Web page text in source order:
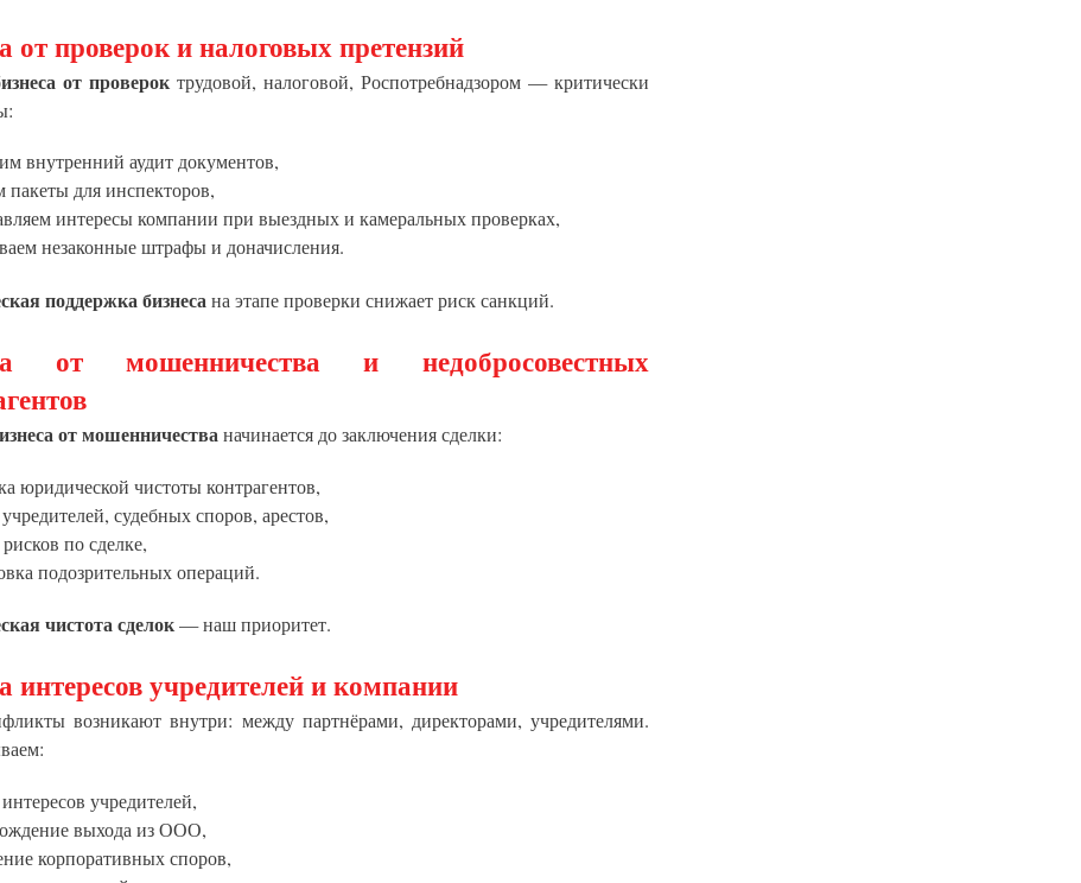
от проверок и налоговых претензий
от провероктрудовой, налоговой, Роспотребнадзором — критически
внутренний аудит документов,
пакеты для инспекторов,
интересы компании при выездных и камеральных проверках,
незаконные штрафы и доначисления.
поддержка бизнесана этапе проверки снижает риск санкций.
от мошенничества и недобросовестных
от мошенничестваначинается до заключения сделки:
юридической чистоты контрагентов,
судебных споров, арестов,
по сделке,
подозрительных операций.
чистота сделок— наш приоритет.
интересов учредителей и компании
возникают внутри: между партнёрами, директорами, учредителями.
учредителей,
выхода из ООО,
корпоративных споров,